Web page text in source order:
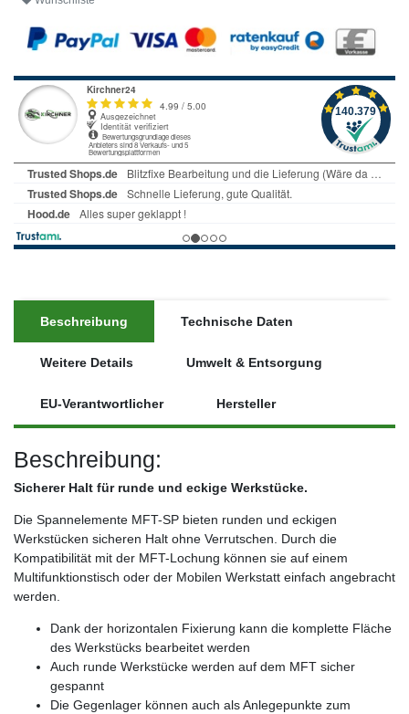
Beschreibung Technische Daten
Weitere Details Umwelt & Entsorgung
EU-Verantwortlicher Hersteller
Beschreibung:
Sicherer Halt für runde und eckige Werkstücke.
Die Spannelemente MFT-SP bieten runden und eckigen
Werkstücken sicheren Halt ohne Verrutschen. Durch die
Kompatibilität mit der MFT-Lochung können sie auf einem
Multifunktionstisch oder der Mobilen Werkstatt einfach angebracht
werden.
Dank der horizontalen Fixierung kann die komplette Fläche
des Werkstücks bearbeitet werden
Auch runde Werkstücke werden auf dem MFT sicher
gespannt
Die Gegenlager können auch als Anlegepunkte zum